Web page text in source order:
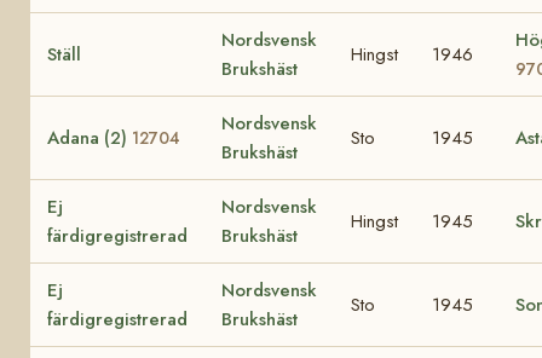
Ställ
Nordsvensk
Brukshäst
Hingst 1946
Adana (2) 12704
Nordsvensk
Brukshäst
Sto 1945
Ej
färdigregistrerad
Nordsvensk
Brukshäst
Hingst 1945
Ej
färdigregistrerad
Nordsvensk
Brukshäst
Sto 1945